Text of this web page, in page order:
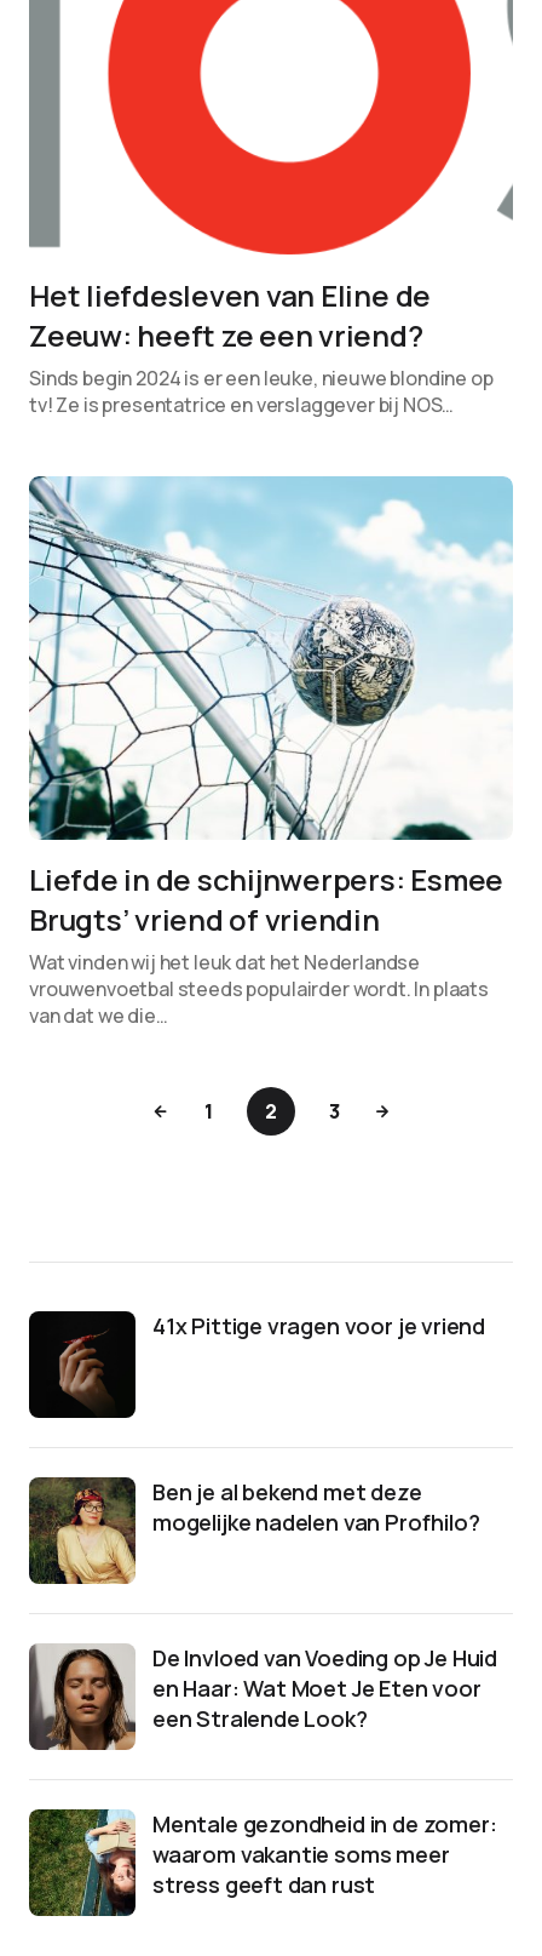
Het liefdesleven van Eline de
Zeeuw: heeft ze een vriend?
Sinds begin 2024 is er een leuke, nieuwe blondine op
tv! Ze is presentatrice en verslaggever bij NOS…
Liefde in de schijnwerpers: Esmee
Brugts’ vriend of vriendin
Wat vinden wij het leuk dat het Nederlandse
vrouwenvoetbal steeds populairder wordt. In plaats
van dat we die…
1 2 3
41x Pittige vragen voor je vriend
Ben je al bekend met deze
mogelijke nadelen van Profhilo?
De Invloed van Voeding op Je Huid
en Haar: Wat Moet Je Eten voor
een Stralende Look?
Mentale gezondheid in de zomer:
waarom vakantie soms meer
stress geeft dan rust